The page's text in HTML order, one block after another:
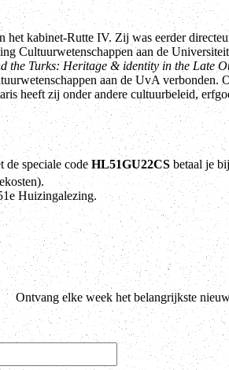
het kabinet-Rutte IV. Zij was eerder
Cultuurwetenschappen aan de
the Turks: Heritage & identity in the Late
aan de UvA verbonden.
heeft zij onder andere cultuurbeleid,
de speciale codeHL51GU22CS betaal je
Huizingalezing.
Ontvang elke week het belangrijkste